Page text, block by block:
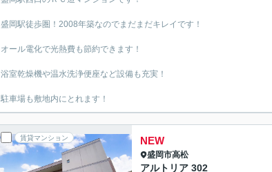
盛岡駅徒歩圏！2008年築なのでまだまだキレイです！
オール電化で光熱費も節約できます！
浴室乾燥機や温水洗浄便座など設備も充実！
駐車場も敷地内にとれます！
賃貸マンション NEW
盛岡市高松
アルトリア 302